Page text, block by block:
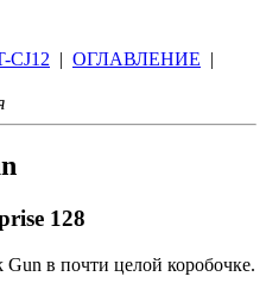
CJ12 | ОГЛАВЛЕНИЕ |
128
в почти целой коробочке.